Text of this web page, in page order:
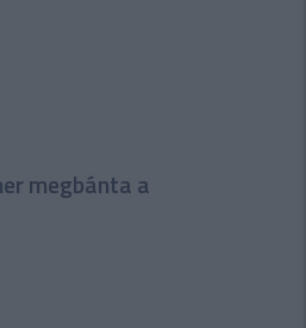
megbánta a